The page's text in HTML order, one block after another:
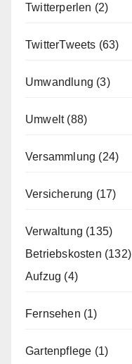
Twitterperlen (2)
TwitterTweets (63)
Umwandlung (3)
Umwelt(88)
Versammlung (24)
Versicherung (17)
Verwaltung (135)
Betriebskosten (132)
Aufzug (4)
Fernsehen (1)
Gartenpflege (1)